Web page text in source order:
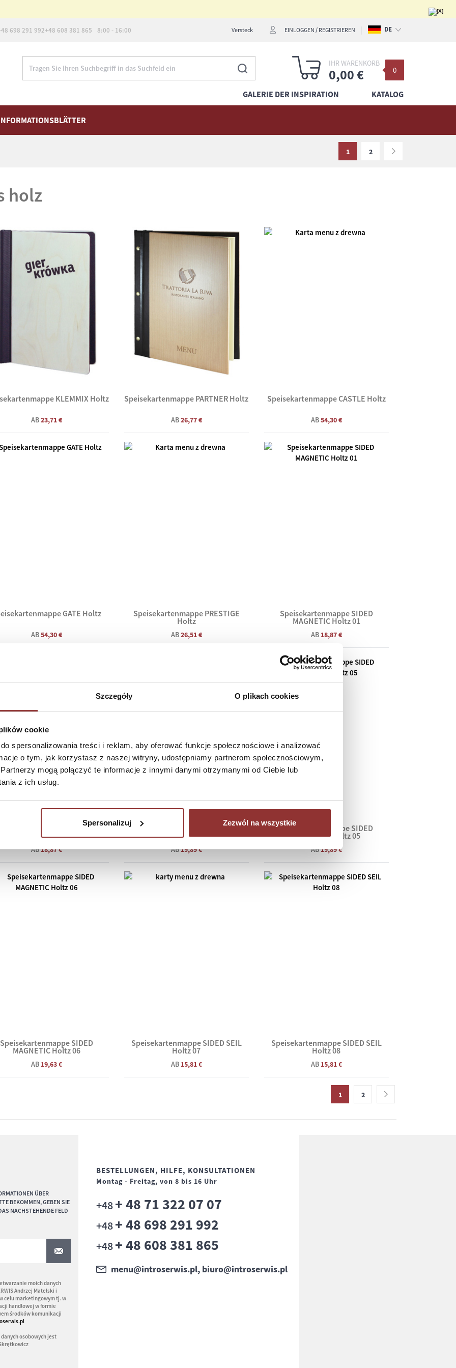
Szczegóły O plikach cookies
cookie
spersonalizowania treści i reklam, aby oferować funkcje społecznościowe i analizować
o tym, jak korzystasz z naszej witryny, udostępniamy partnerom społecznościowym,
mogą połączyć te informacje z innymi danymi otrzymanymi od Ciebie lub
z ich usług.
Spersonalizuj Zezwól na wszystkie
698 291 992+48 608 381 865 8:00 - 16:00 Versteck EINLOGGEN / REGISTRIEREN DE
EN
GALERIE DER INSPIRATION KATALOG
0
IHR WARENKORB
0,00 €
1 2
holz
KLEMMIX Holtz
AB23,71 €
Speisekartenmappe PARTNER Holtz
AB26,77 €
Speisekartenmappe CASTLE Holtz
AB54,30 €
GATE Holtz
AB54,30 €
Speisekartenmappe PRESTIGE
Holtz
AB26,51 €
Speisekartenmappe SIDED
MAGNETIC Holtz 01
AB 18,87 €
Speisekartenmappe SIDED
MAGNETIC Holtz 02
AB18,87 €
Speisekartenmappe SIDED
MAGNETIC Holtz 04
AB19,89 €
Speisekartenmappe SIDED
MAGNETIC Holtz 05
AB19,89 €
Speisekartenmappe SIDED
MAGNETIC Holtz 06
AB 19,63 €
Speisekartenmappe SIDED SEIL
Holtz 07
AB 15,81 €
Speisekartenmappe SIDED SEIL
Holtz 08
AB 15,81 €
1 2
ÜBER
BEKOMMEN, GEBEN SIE
NACHSTEHENDE FELD
moich danych
Andrzej Matelski i
celu marketingowym tj. w
handlowej w formie
środków komunikacji
osobowych jest
BESTELLUNGEN, HILFE, KONSULTATIONEN
Montag - Freitag, von 8 bis 16 Uhr
+48+ 48 71 322 07 07
+48+ 48 698 291 992
+48+ 48 608 381 865
menu@introserwis.pl, biuro@introserwis.pl